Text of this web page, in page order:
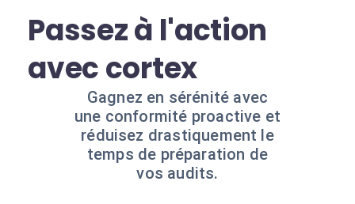
Passez à l'action
avec cortex
Gagnez en sérénité avec
une conformité proactive et
réduisez drastiquement le
temps de préparation de
vos audits.